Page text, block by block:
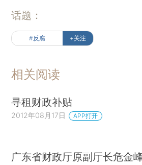
话题：
#反腐 +关注
相关阅读
寻租财政补贴
2012年08月17日 APP打开
广东省财政厅原副厅长危金